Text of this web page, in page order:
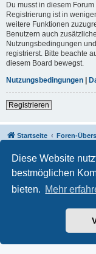
Diese Website
bestmöglichen
bieten. Mehr
Du musst in diesem
Registrierung ist in
weitere Funktionen
Benutzern auch
Nutzungsbedingungen
registrierst. Bitte beachte
diesem Board bewegst.
Nutzungsbedingungen
Registrieren
Startseite Foren-
Powered by